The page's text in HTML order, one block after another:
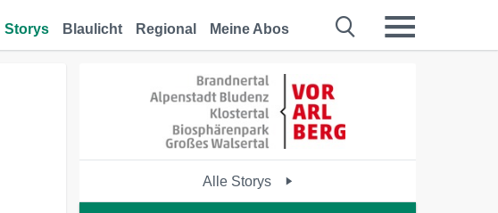
Storys Blaulicht Regional Meine Abos
Alle Storys